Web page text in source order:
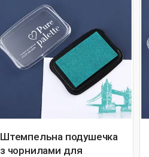
Штемпельна подушечка
з чорнилами для